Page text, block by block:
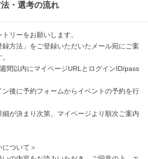
・選考の流れ
リーをお願いします。
録方法」をご登録いただいたメール宛にご案
間以内にマイページURLとログインID/pass
ン後に予約フォームからイベントの予約を行
が決まり次第、マイページより順次ご案内
について＞